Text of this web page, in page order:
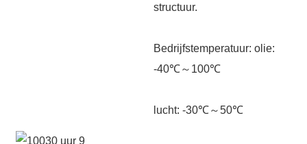
structuur.
Bedrijfstemperatuur: olie:
-40℃～100℃
lucht: -30℃～50℃